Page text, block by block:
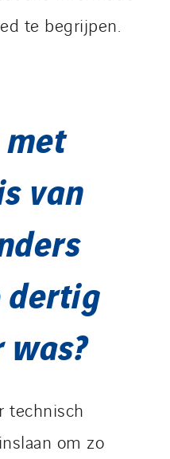
te begrijpen.
van
dertig
technisch
om zo